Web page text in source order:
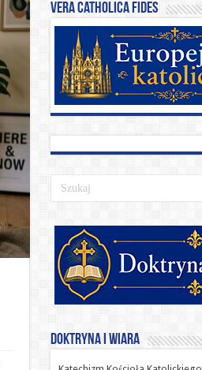
Vera catholica fides
Doktryna i Wiara